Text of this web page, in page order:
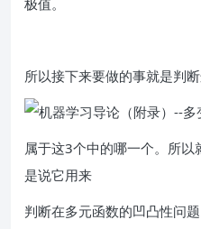
极值。
所以接下来要做的事就是判
属于这3个中的哪一个。所以
是说它用来
判断在多元函数的凹凸性问题